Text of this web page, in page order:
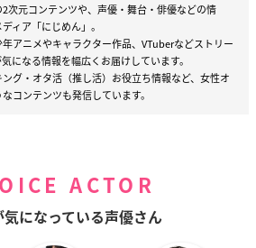
次元コンテンツや、声優・舞台・俳優などの情
ィア「にじめん」。
アニメやキャラクター作品、VTuberなどストリー
になる情報を幅広くお届けしています。
グ・オタ活（推し活）お役立ち情報など、女性オ
コンテンツも発信しています。
ACTOR
気になっている声優さん